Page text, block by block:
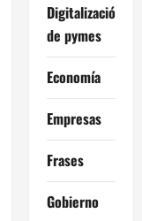
Digitalización
de pymes
Economía
Empresas
Frases
Gobierno